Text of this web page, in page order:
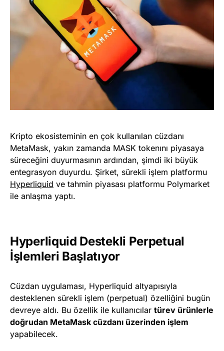
Kripto ekosisteminin en çok kullanılan cüzdanı
MetaMask, yakın zamanda MASK tokenını piyasaya
süreceğini duyurmasının ardından, şimdi iki büyük
entegrasyon duyurdu. Şirket, sürekli işlem platformu
Hyperliquid ve tahmin piyasası platformu Polymarket
ile anlaşma yaptı.
Hyperliquid Destekli Perpetual
İşlemleri Başlatıyor
Cüzdan uygulaması, Hyperliquid altyapısıyla
desteklenen sürekli işlem (perpetual) özelliğini bugün
devreye aldı. Bu özellik ile kullanıcılar türev ürünlerle
doğrudan MetaMask cüzdanı üzerinden işlem
yapabilecek.